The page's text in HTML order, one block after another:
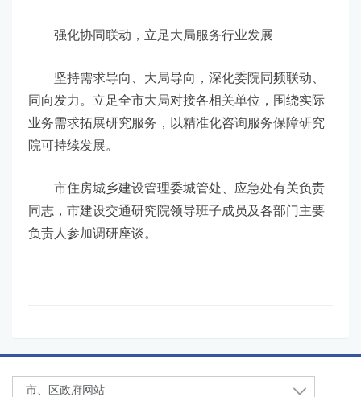
强化协同联动，立足大局服务行业发展
坚持需求导向、大局导向，深化委院同频联动、
同向发力。立足全市大局对接各相关单位，围绕实际
业务需求拓展研究服务，以精准化咨询服务保障研究
院可持续发展。
市住房城乡建设管理委城管处、应急处有关负责
同志，市建设交通研究院领导班子成员及各部门主要
负责人参加调研座谈。
市、区政府网站